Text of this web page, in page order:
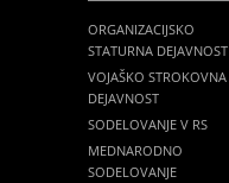
ORGANIZACIJSKO
STATURNA DEJAVNOST
VOJAŠKO STROKOVNA
DEJAVNOST
SODELOVANJE V RS
MEDNARODNO
SODELOVANJE